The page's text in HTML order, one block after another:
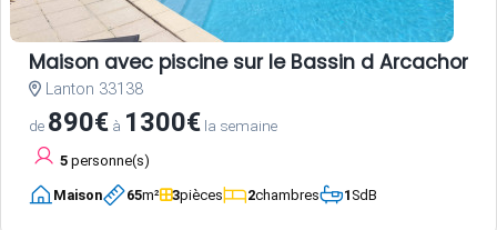
Maison avec piscine sur le Bassin d Arcachon
Lanton 33138
de 890€ à 1300€ la semaine
5 personne(s)
Maison 65m² 3pièces 2chambres 1SdB